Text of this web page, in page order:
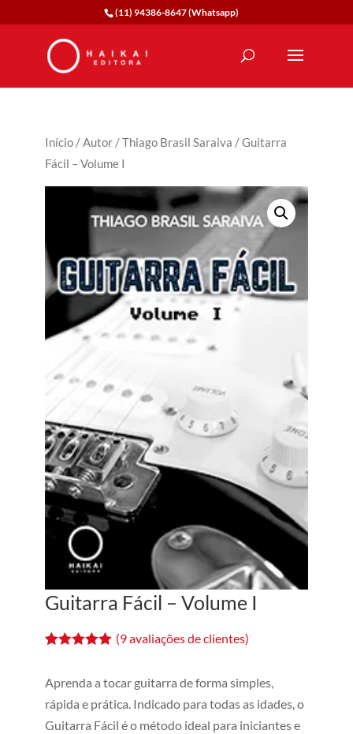
(11) 94386-8647 (Whatsapp)
Início/Autor/Thiago Brasil Saraiva / Guitarra
Fácil – Volume I
Guitarra Fácil – Volume I
5, com
avaliações
de clientes
(9avaliações de clientes)
Aprenda a tocar guitarra de forma simples,
rápida e prática. Indicado para todas as idades, o
Guitarra Fácil é o método ideal para iniciantes e